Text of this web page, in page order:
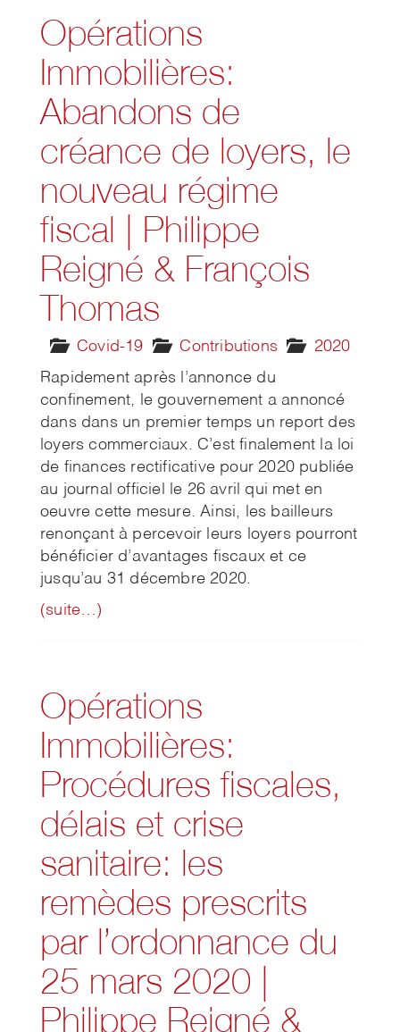
Opérations
Immobilières:
Abandons de
créance de loyers, le
nouveau régime
fiscal | Philippe
Reigné & François
Thomas
2020
Contributions
Covid-19
Rapidement après l’annonce du
confinement, le gouvernement a annoncé
dans dans un premier temps un report des
loyers commerciaux. C’est finalement la loi
de finances rectificative pour 2020 publiée
au journal officiel le 26 avril qui met en
oeuvre cette mesure. Ainsi, les bailleurs
renonçant à percevoir leurs loyers pourront
bénéficier d’avantages fiscaux et ce
jusqu’au 31 décembre 2020.
(suite…)
Opérations
Immobilières:
Procédures fiscales,
délais et crise
sanitaire: les
remèdes prescrits
par l’ordonnance du
25 mars 2020 |
Philippe Reigné &